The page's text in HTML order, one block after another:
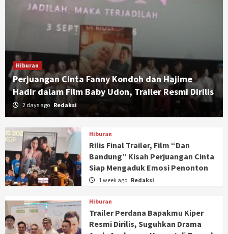
Hiburan
Perjuangan Cinta Fanny Kondoh dan Hajime
Hadir dalam Film Baby Udon, Trailer Resmi Dirilis
2 days ago Redaksi
Hiburan
Rilis Final Trailer, Film “Dan
Bandung” Kisah Perjuangan Cinta
Siap Mengaduk Emosi Penonton
1 week ago Redaksi
Hiburan
Trailer Perdana Bapakmu Kiper
Resmi Dirilis, Suguhkan Drama